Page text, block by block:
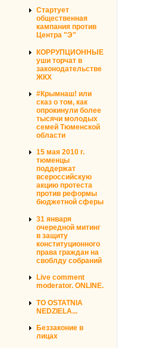
Стартует
общественная
кампания против
Центра "Э"
КОРРУПЦИОННЫЕ
уши торчат в
законодательстве
ЖКХ
#Крымнаш! или
сказ о том, как
опрокинули более
тысячи молодых
семей Тюменской
области
15 мая 2010 г.
тюменцы
поддержат
всероссийскую
акцию протеста
против реформы
бюджетной сферы
31 января
очередной митинг
в защиту
конституционного
права граждан на
своблду собраний
Live comment
moderator. ONLINE.
TO OSTATNIA
NEDZIELA...
Беззаконие в
лицах